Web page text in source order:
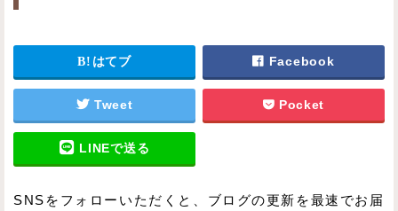
はてブ Facebook
Tweet Pocket
LINEで送る
SNSをフォローいただくと、ブログの更新を最速でお届